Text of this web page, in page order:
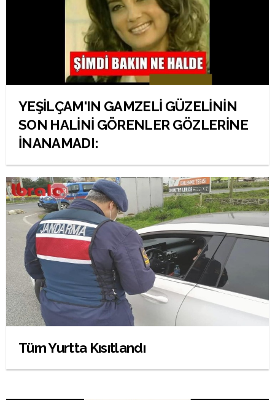
YEŞİLÇAM'IN GAMZELİ GÜZELİNİN
SON HALİNİ GÖRENLER GÖZLERİNE
İNANAMADI:
Tüm Yurtta Kısıtlandı